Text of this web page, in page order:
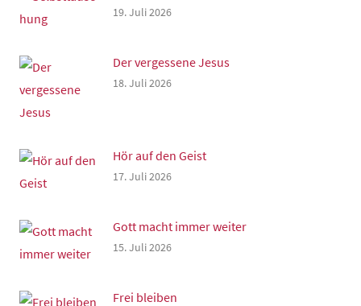
19. Juli 2026
Der vergessene Jesus
18. Juli 2026
Hör auf den Geist
17. Juli 2026
Gott macht immer weiter
15. Juli 2026
Frei bleiben